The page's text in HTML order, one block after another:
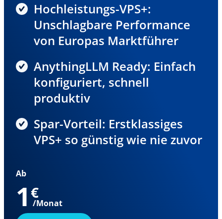
Hochleistungs-VPS+:
Unschlagbare Performance
von Europas Marktführer
AnythingLLM Ready: Einfach
konfiguriert, schnell
produktiv
Spar-Vorteil: Erstklassiges
VPS+ so günstig wie nie zuvor
Ab
1 €
/Monat